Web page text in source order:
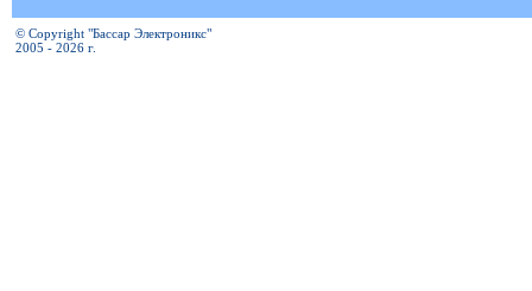
© Copyright "Бассар Электроникс"
2005 - 2026 г.